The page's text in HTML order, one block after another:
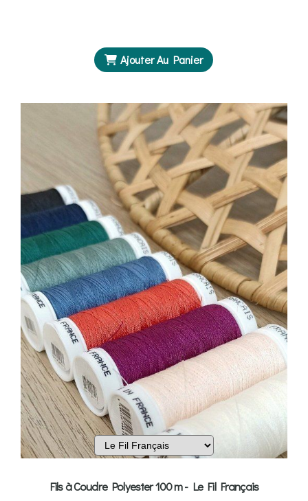
Ajouter Au Panier
Fils à Coudre Polyester 100 m - Le Fil Français